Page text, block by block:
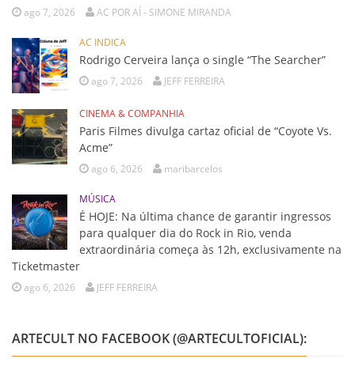
ago 7, 2026 AC POR AÍ - SIMONE MIRANDA
AC INDICA
Rodrigo Cerveira lança o single “The Searcher”
ago 7, 2026 JEFF FERREIRA
CINEMA & COMPANHIA
Paris Filmes divulga cartaz oficial de “Coyote Vs.
Acme”
ago 6, 2026 maribarcelos
MÚSICA
É HOJE: Na última chance de garantir ingressos
para qualquer dia do Rock in Rio, venda
extraordinária começa às 12h, exclusivamente na
Ticketmaster
ago 6, 2026 JEFF FERREIRA
ARTECULT NO FACEBOOK (@ARTECULTOFICIAL):